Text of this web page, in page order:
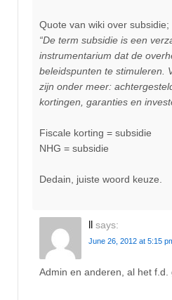
Quote van wiki over subsidie;
“De term subsidie is een
instrumentarium dat de
beleidspunten te stimuleren.
zijn onder meer:
kortingen, garanties en
Fiscale korting = subsidie
NHG = subsidie
Dedain, juiste woord keuze.
ll says:
June 26, 2012 at 5:15
Admin en anderen, al het f.d.